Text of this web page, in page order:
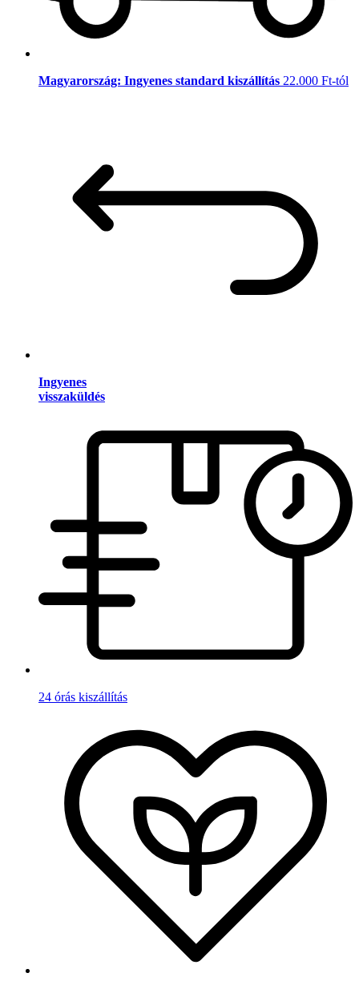
Magyarország: Ingyenes standard kiszállítás 22.000 Ft-tól
Ingyenes
visszaküldés
24 órás kiszállítás